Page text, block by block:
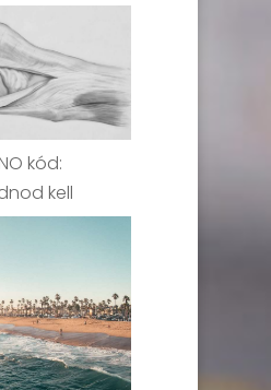
kód:
kell